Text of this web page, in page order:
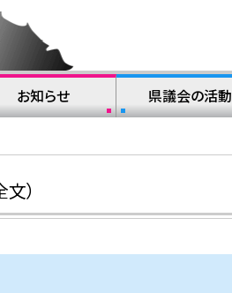
お知らせ 県議会の活動
）